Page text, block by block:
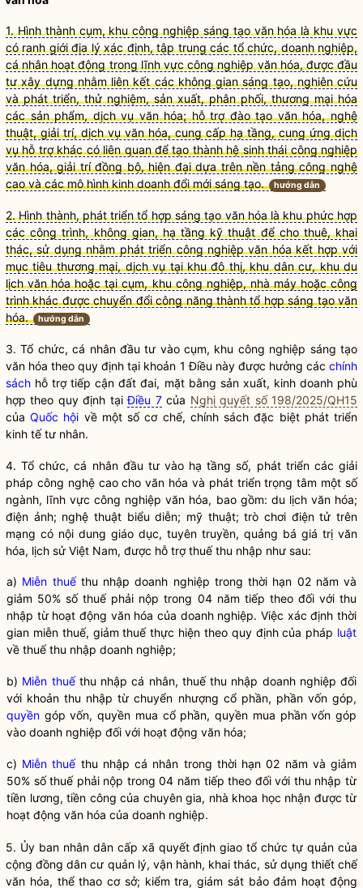
1. Hình thành cụm, khu công nghiệp sáng tạo văn hóa là khu vực
có ranh giới địa lý xác định, tập trung các tổ chức, doanh nghiệp,
cá nhân hoạt động trong lĩnh vực công nghiệp văn hóa, được đầu
tư xây dựng nhằm liên kết các không gian sáng tạo, nghiên cứu
và phát triển, thử nghiệm, sản xuất, phân phối, thương mại hóa
các sản phẩm, dịch vụ văn hóa; hỗ trợ đào tạo văn hóa, nghệ
thuật, giải trí, dịch vụ văn hóa, cung cấp hạ tầng, cung ứng dịch
vụ hỗ trợ khác có liên quan để tạo thành hệ sinh thái công nghiệp
văn hóa, giải trí đồng bộ, hiện đại dựa trên nền tảng công nghệ
cao và các mô hình kinh doanh đổi mới sáng tạo.
hướng dẫn
2. Hình thành, phát triển tổ hợp sáng tạo văn hóa là khu phức hợp
các công trình, không gian, hạ tầng kỹ thuật để cho thuê, khai
thác, sử dụng nhằm phát triển công nghiệp văn hóa kết hợp với
mục tiêu thương mại, dịch vụ tại khu đô thị, khu dân cư, khu du
lịch văn hóa hoặc tại cụm, khu công nghiệp, nhà máy hoặc công
trình khác được chuyển đổi công năng thành tổ hợp sáng tạo văn
hóa.
hướng dẫn
3. Tổ chức, cá nhân đầu tư vào cụm, khu công nghiệp sáng tạo
văn hóa theo quy định tại khoản 1 Điều này được hưởng các chính
sách hỗ trợ tiếp cận đất đai, mặt bằng sản xuất, kinh doanh phù
hợp theo quy định tạiĐiều 7của Nghị quyết số 198/2025/QH15
củaQuốc hội về một số cơ chế, chính sách đặc biệt phát triển
kinh tế tư nhân.
4. Tổ chức, cá nhân đầu tư vào hạ tầng số, phát triển các giải
pháp công nghệ cao cho văn hóa và phát triển trọng tâm một số
ngành, lĩnh vực công nghiệp văn hóa, bao gồm: du lịch văn hóa;
điện ảnh; nghệ thuật biểu diễn; mỹ thuật; trò chơi điện tử trên
mạng có nội dung giáo dục, tuyên truyền, quảng bá giá trị văn
hóa, lịch sử Việt Nam, được hỗ trợ thuế thu nhập như sau:
a) Miễn thuếthu nhập doanh nghiệp trong thời hạn 02 năm và
giảm 50% số thuế phải nộp trong 04 năm tiếp theo đối với thu
nhập từ hoạt động văn hóa của doanh nghiệp. Việc xác định thời
gian miễn thuế, giảm thuế thực hiện theo quy định của pháp luật
về thuế thu nhập doanh nghiệp;
b) Miễn thuếthu nhập cá nhân, thuế thu nhập doanh nghiệp đối
với khoản thu nhập từ chuyển nhượng cổ phần, phần vốn góp,
quyền góp vốn,quyền mua cổ phần,quyền mua phần vốn góp
vào doanh nghiệp đối với hoạt động văn hóa;
c) Miễn thuếthu nhập cá nhân trong thời hạn 02 năm và giảm
50% số thuế phải nộp trong 04 năm tiếp theo đối với thu nhập từ
tiền lương, tiền công của chuyên gia, nhà khoa học nhận được từ
hoạt động văn hóa của doanh nghiệp.
5. Ủy ban nhân dân cấp xã quyết định giao tổ chức tự quản của
cộng đồng dân cư quản lý, vận hành, khai thác, sử dụng thiết chế
văn hóa, thể thao cơ sở; kiểm tra, giám sát bảo đảm hoạt động